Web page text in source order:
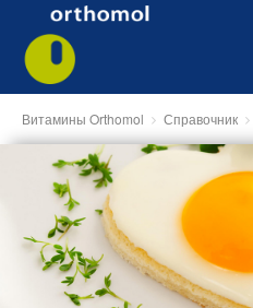
Витамины Orthomol Справочник